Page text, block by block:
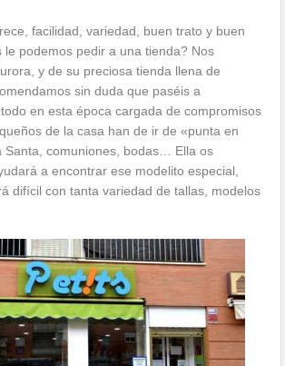
facilidad, variedad, buen trato y buen
le podemos pedir a una tienda? Nos
y de su preciosa tienda llena de
sin duda que paséis a
en esta época cargada de compromisos
de la casa han de ir de «punta en
Santa, comuniones, bodas… Ella os
a encontrar ese modelito especial,
difícil con tanta variedad de tallas, modelos